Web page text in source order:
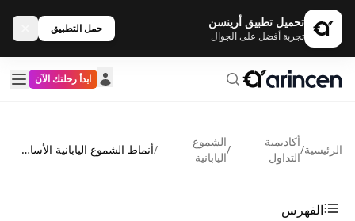
تحميل تطبيق أرينسن
تجربة أفضل على الجوال
حمل التطبيق
ابدأ رحلتك الآن
الرئيسية/
أكاديمية
التداول
/
الشموع
اليابانية
/ أنماط الشموع اليابانية الأساسية
الفهرس